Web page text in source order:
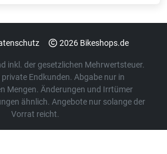
2026 Bikeshops.de
inkl. der gesetzlichen Mehrwertsteuer.
Endkunden. Abgabe nur in
Mengen. Änderungen und Irrtümer
ähnlich. Angebote nur solange der
Vorrat reicht.